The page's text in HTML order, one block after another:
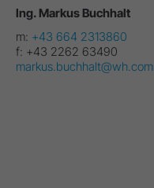
Ing. Markus Buchhalt
m: +43 664 2313860
f: +43 2262 63490
markus.buchhalt@wh.com